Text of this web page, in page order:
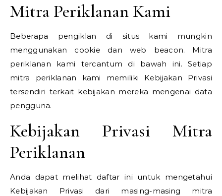
Mitra Periklanan Kami
Beberapa pengiklan di situs kami mungkin
menggunakan cookie dan web beacon. Mitra
periklanan kami tercantum di bawah ini. Setiap
mitra periklanan kami memiliki Kebijakan Privasi
tersendiri terkait kebijakan mereka mengenai data
pengguna.
Kebijakan Privasi Mitra
Periklanan
Anda dapat melihat daftar ini untuk mengetahui
Kebijakan Privasi dari masing-masing mitra